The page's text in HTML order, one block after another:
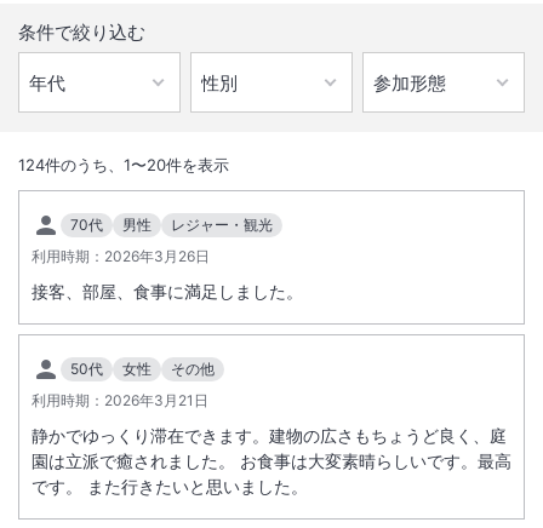
伝説の霊泉と呼ばれ、千三百年の歴史がある峰温泉を源泉に持つ宿。海
の幸、山の幸、伊豆の旬の至福を味わう料理をご堪能下さい。河津桜並
木徒歩３分。
総客室数16室
INチェックイン
15:00/ OUT チェックアウト
11:00
大浴場あり
温泉
駐車場あり
施設からのお知らせ
条件で絞り込む
124件のうち、 1〜20件を表示
70代 男性
レジャー・観光
利用時期： 2026年3月26日
接客、部屋、食事に満足しました。
50代 女性
その他
利用時期： 2026年3月21日
静かでゆっくり滞在できます。建物の広さもちょうど良く、庭
園は立派で癒されました。 お食事は大変素晴らしいです。最高
です。 また行きたいと思いました。